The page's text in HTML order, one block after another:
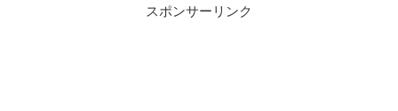
スポンサーリンク